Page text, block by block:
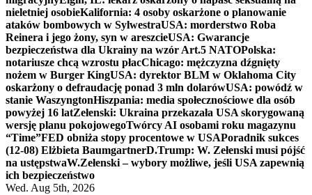
nieletniej osobieKalifornia: 4 osoby oskarżone o planowanie
ataków bombowych w SylwestraUSA: morderstwo Roba
Reinera i jego żony, syn w areszcieUSA: Gwarancje
bezpieczeństwa dla Ukrainy na wzór Art.5 NATOPolska:
notariusze chcą wzrostu płacChicago: mężczyzna dźgnięty
nożem w Burger KingUSA: dyrektor BLM w Oklahoma City
oskarżony o defraudację ponad 3 mln dolarówUSA: powódź w
stanie WaszyngtonHiszpania: media społecznościowe dla osób
powyżej 16 latZełenski: Ukraina przekazała USA skorygowaną
wersję planu pokojowegoTwórcy AI osobami roku magazynu
“Time”FED obniża stopy procentowe w USAPoradnik sukces
(12-08) Elżbieta BaumgartnerD.Trump: W. Zełenski musi pójść
na ustępstwaW.Zełenski – wybory możliwe, jeśli USA zapewnią
ich bezpieczeństwo
Wed. Aug 5th, 2026